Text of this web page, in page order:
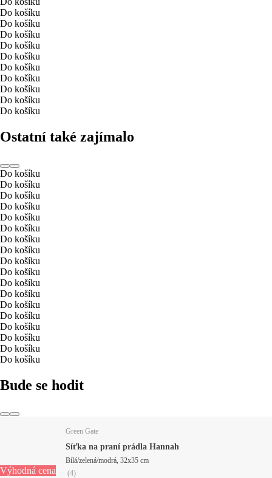
Do košíku
Do košíku
Do košíku
Do košíku
Do košíku
Do košíku
Do košíku
Do košíku
Do košíku
Do košíku
Ostatní také zajímalo
Do košíku
Do košíku
Do košíku
Do košíku
Do košíku
Do košíku
Do košíku
Do košíku
Do košíku
Do košíku
Do košíku
Do košíku
Do košíku
Do košíku
Do košíku
Do košíku
Do košíku
Do košíku
Bude se hodit
Výhodná cena
Green Gate
Síťka na praní prádla Hannah
Bílá/zelená/modrá, 32x35 cm
(4)